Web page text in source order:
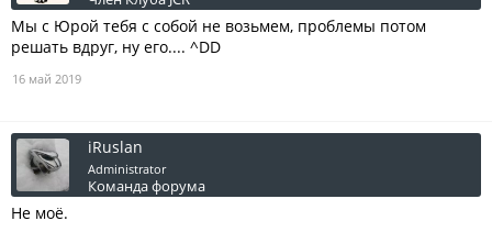
Мы с Юрой тебя с собой не возьмем, проблемы потом
решать вдруг, ну его.... ^DD
16 май 2019
iRuslan
Administrator
Команда форума
Не моё.